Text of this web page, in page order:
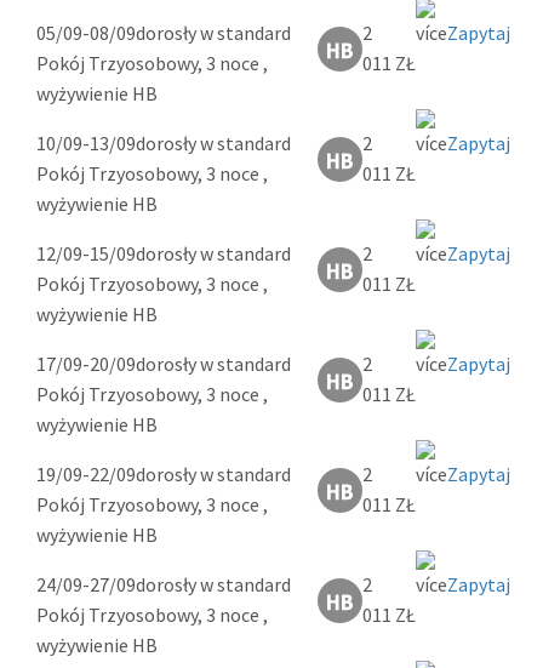
05/09-08/09dorosły w standard
Pokój Trzyosobowy, 3 noce ,
wyżywienie HB
2
011 ZŁ
Zapytaj
10/09-13/09dorosły w standard
Pokój Trzyosobowy, 3 noce ,
wyżywienie HB
2
011 ZŁ
Zapytaj
12/09-15/09dorosły w standard
Pokój Trzyosobowy, 3 noce ,
wyżywienie HB
2
011 ZŁ
Zapytaj
17/09-20/09dorosły w standard
Pokój Trzyosobowy, 3 noce ,
wyżywienie HB
2
011 ZŁ
Zapytaj
19/09-22/09dorosły w standard
Pokój Trzyosobowy, 3 noce ,
wyżywienie HB
2
011 ZŁ
Zapytaj
24/09-27/09dorosły w standard
Pokój Trzyosobowy, 3 noce ,
wyżywienie HB
2
011 ZŁ
Zapytaj